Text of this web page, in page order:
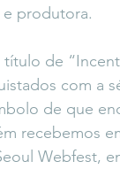
produtora.
de
com a
de que
recebemos
Webfest,